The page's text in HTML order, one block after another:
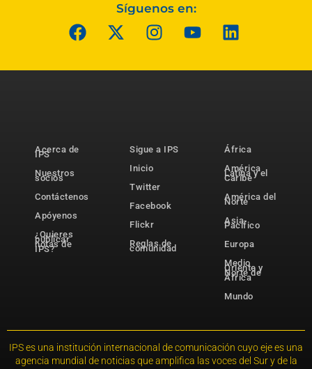
Síguenos en:
Acerca de
IPS
Nuestros
socios
Contáctenos
Apóyenos
¿Quieres
publicar
notas de
IPS?
Sigue a IPS
Inicio
Twitter
Facebook
Flickr
Reglas de
comunidad
África
América
Latina y el
Caribe
América del
Norte
Asia-
Pacífico
Europa
Medio
Oriente y
Norte de
África
Mundo
IPS es una institución internacional de comunicación cuyo eje es una
agencia mundial de noticias que amplifica las voces del Sur y de la